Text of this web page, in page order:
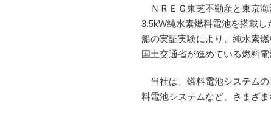
ＮＲＥＧ東芝不動産と東京海
3.5kW純水素燃料電池を搭載
船の実証実験により、純水素
国土交通省が進めている燃料
当社は、燃料電池システムの
料電池システムなど、さまざ